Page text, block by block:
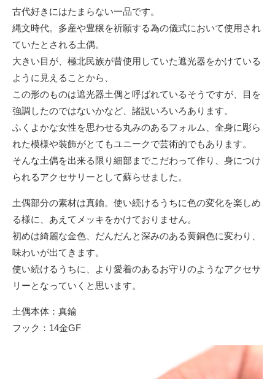
古代好きにはたまらない一品です。
縄文時代。多産や豊穣を祈願する為の儀式において使用され
ていたとされる土偶。
大きい目が、極北民族が昔使用していた遮光器をかけている
ように見えることから、
この形のものは遮光器土偶と呼ばれているそうですが、目を
強調したのではないかなど、諸説いろいろあります。
ふくよかな女性を思わせる丸みのあるフォルム、全身に彫ら
れた模様や装飾がとてもユニークで芸術的でもあります。
そんな土偶を出来る限り細部までこだわって作り、身につけ
られるアクセサリーとして蘇らせました。
土偶部分の素材は真鍮。使い続けるうちに色の変化を楽しめ
る様に、あえてメッキをかけておりません。
初めは綺麗な金色、だんだんと深みのある黄銅色に変わり、
味わいが出てきます。
使い続けるうちに、より愛着のあるお守りのようなアクセサ
リーとなっていくと思います。
土偶本体：真鍮
フック：14金GF